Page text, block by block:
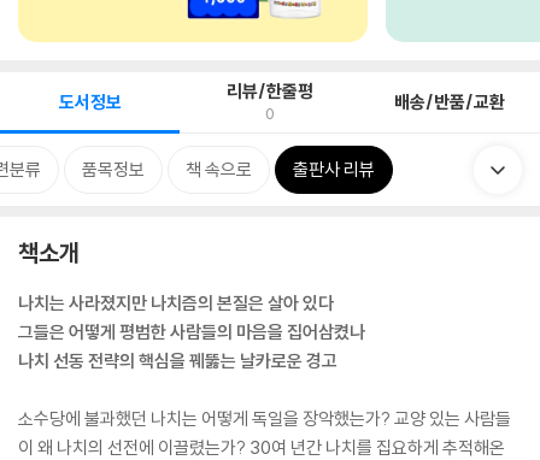
도서정보 리뷰/한줄평
0 배송/반품/교환
분류 품목정보 책 속으로 출판사 리뷰
책소개
나치는 사라졌지만 나치즘의 본질은 살아 있다
그들은 어떻게 평범한 사람들의 마음을 집어삼켰나
나치 선동 전략의 핵심을 꿰뚫는 날카로운 경고
소수당에 불과했던 나치는 어떻게 독일을 장악했는가? 교양 있는 사람들
이 왜 나치의 선전에 이끌렸는가? 30여 년간 나치를 집요하게 추적해온